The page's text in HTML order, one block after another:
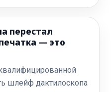
перестал
— это
шлейф дактилоскопа